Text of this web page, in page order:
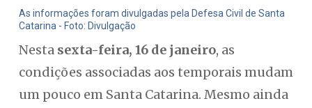
As informações foram divulgadas pela Defesa Civil de Santa
Catarina - Foto: Divulgação
Nesta sexta-feira, 16 de janeiro, as
condições associadas aos temporais mudam
um pouco em Santa Catarina. Mesmo ainda